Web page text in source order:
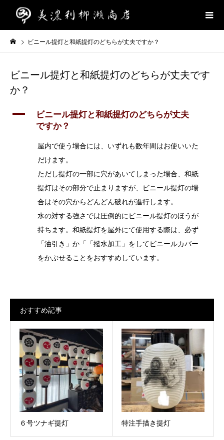
ビニール提灯と和紙提灯のどちらが丈夫ですか？
ビニール提灯と和紙提灯のどちらが丈夫です
か？
A
ビニール提灯と和紙提灯のどちらが丈夫
ですか？
屋内で使う場合には、いずれも数年間はお使いいた
だけます。
ただし提灯の一部に穴があいてしまった場合、和紙
提灯はその部分で止まりますが、ビニール提灯の場
合はその穴からどんどん破れが進行します。
水の対する強さでは圧倒的にビニール提灯のほうが
持ちます。和紙提灯を屋外にて使用する際は、必ず
「油引き」か「「撥水加工」をしてビニールカバー
をかぶせることをおすすめしています。
おすすめ記事
６号ツナギ提灯 特注手描き提灯